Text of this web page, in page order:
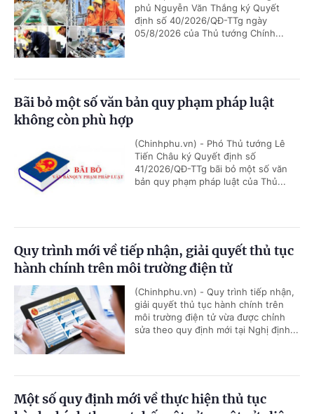
phủ Nguyễn Văn Thắng ký Quyết
định số 40/2026/QĐ-TTg ngày
05/8/2026 của Thủ tướng Chính...
Bãi bỏ một số văn bản quy phạm pháp luật
không còn phù hợp
(Chinhphu.vn) - Phó Thủ tướng Lê
Tiến Châu ký Quyết định số
41/2026/QĐ-TTg bãi bỏ một số văn
bản quy phạm pháp luật của Thủ...
Quy trình mới về tiếp nhận, giải quyết thủ tục
hành chính trên môi trường điện tử
(Chinhphu.vn) - Quy trình tiếp nhận,
giải quyết thủ tục hành chính trên
môi trường điện tử vừa được chỉnh
sửa theo quy định mới tại Nghị định...
Một số quy định mới về thực hiện thủ tục